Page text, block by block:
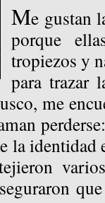
Me gustan
porque
tropiezos y
para trazar
me
la